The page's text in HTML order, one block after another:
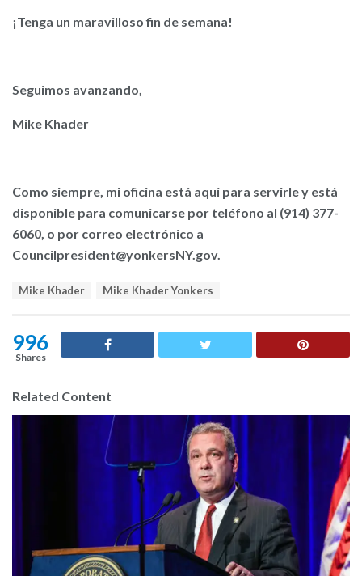
¡Tenga un maravilloso fin de semana!
Seguimos avanzando,
Mike Khader
Como siempre, mi oficina está aquí para servirle y está
disponible para comunicarse por teléfono al (914) 377-
6060, o por correo electrónico a
Councilpresident@yonkersNY.gov.
:
Mike Khader Mike Khader Yonkers
996
Shares
Related Content